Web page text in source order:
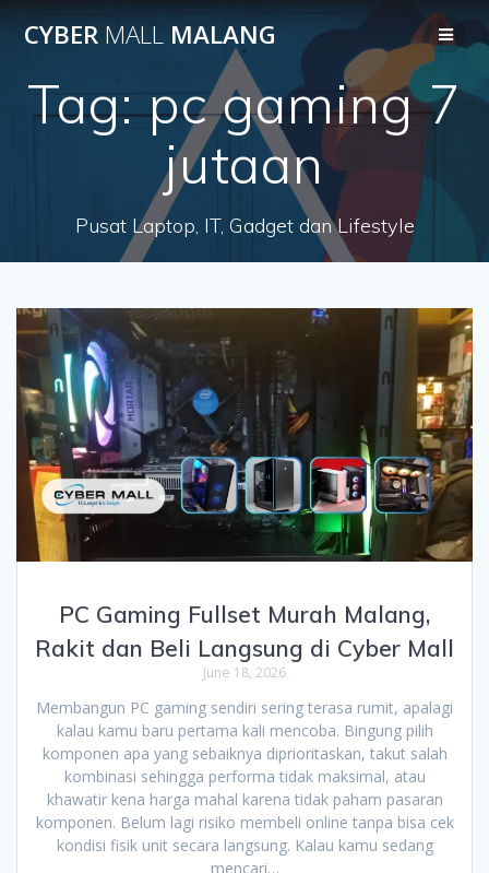
to
content
CYBER MALL MALANG
Tag:pc gaming 7
jutaan
Pusat Laptop, IT, Gadget dan Lifestyle
PC Gaming Fullset Murah Malang,
Rakit dan Beli Langsung di Cyber Mall
June 18, 2026
Membangun PC gaming sendiri sering terasa rumit, apalagi
kalau kamu baru pertama kali mencoba. Bingung pilih
komponen apa yang sebaiknya diprioritaskan, takut salah
kombinasi sehingga performa tidak maksimal, atau
khawatir kena harga mahal karena tidak paham pasaran
komponen. Belum lagi risiko membeli online tanpa bisa cek
kondisi fisik unit secara langsung. Kalau kamu sedang
mencari…